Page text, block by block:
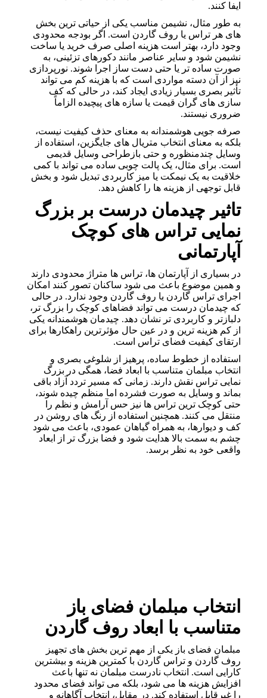
ایفا کنند.
به طور مثال، نشیمن مناسب یکی از حیاتی ترین بخش
های هر تراس یا روف گاردن است. اگر بودجه محدودی
وجود دارد، بهتر است هزینه اصلی صرف خرید یا ساخت
نشیمن شود و سایر عناصر مانند دکورهای تزئینی، به
صورت ساده تر یا حتی دست ساز اجرا شوند. نورپردازی
نیز از آن دسته مواردی است که با هزینه کم می تواند
تأثیر بصری بسیار زیادی ایجاد کند، در حالی که کف
سازی های گران قیمت یا سازه های پیچیده الزاماً
ضروری نیستند.
صرفه جویی هوشمندانه به معنای حذف کیفیت نیست،
بلکه به معنای انتخاب متریال های جایگزین، استفاده از
وسایل چندمنظوره و حتی بازطراحی وسایل قدیمی
است. برای مثال، یک پالت چوبی ساده می تواند با کمی
خلاقیت به یک نیمکت یا میز کاربردی تبدیل شود و بخش
قابل توجهی از هزینه ها را کاهش دهد.
تاثیر چیدمان درست بر بزرگ
نمایی تراس های کوچک
آپارتمانی
در بسیاری از آپارتمان ها، تراس ها متراژ محدودی دارند
و همین موضوع باعث می شود ساکنان تصور کنند امکان
اجرای تراس گاردن یا روف گاردن وجود ندارد. در حالی
که چیدمان درست می تواند فضاهای کوچک را بزرگ تر،
دلبازتر و کاربردی تر نشان دهد. چیدمان هوشمندانه یکی
از کم هزینه ترین و در عین حال مؤثرترین راهکارها برای
ارتقای کیفیت فضای تراس است.
استفاده از خطوط ساده، پرهیز از شلوغی بصری و
انتخاب مبلمان متناسب با ابعاد فضا، همگی در بزرگ
نمایی تراس نقش دارند. زمانی که مسیر تردد آزاد باقی
بماند و وسایل به صورت فشرده اما منظم چیده شوند،
حتی کوچک ترین تراس ها نیز حس آرامش و نظم را
منتقل می کنند. همچنین استفاده از رنگ های روشن در
کف و دیوارها، به همراه گیاهان عمودی، باعث می شود
چشم به سمت بالا هدایت شود و فضا بزرگ تر از ابعاد
واقعی خود به نظر برسد.
انتخاب مبلمان فضای باز
متناسب با ابعاد روف گاردن
مبلمان فضای باز یکی از مهم ترین بخش های تجهیز
روف گاردن و تراس گاردن با کمترین هزینه و بیشترین
کارایی است. انتخاب نادرست مبلمان نه تنها باعث
افزایش هزینه ها می شود، بلکه می تواند فضای محدود
را غیرقابل استفاده کند. در مقابل، انتخاب آگاهانه و